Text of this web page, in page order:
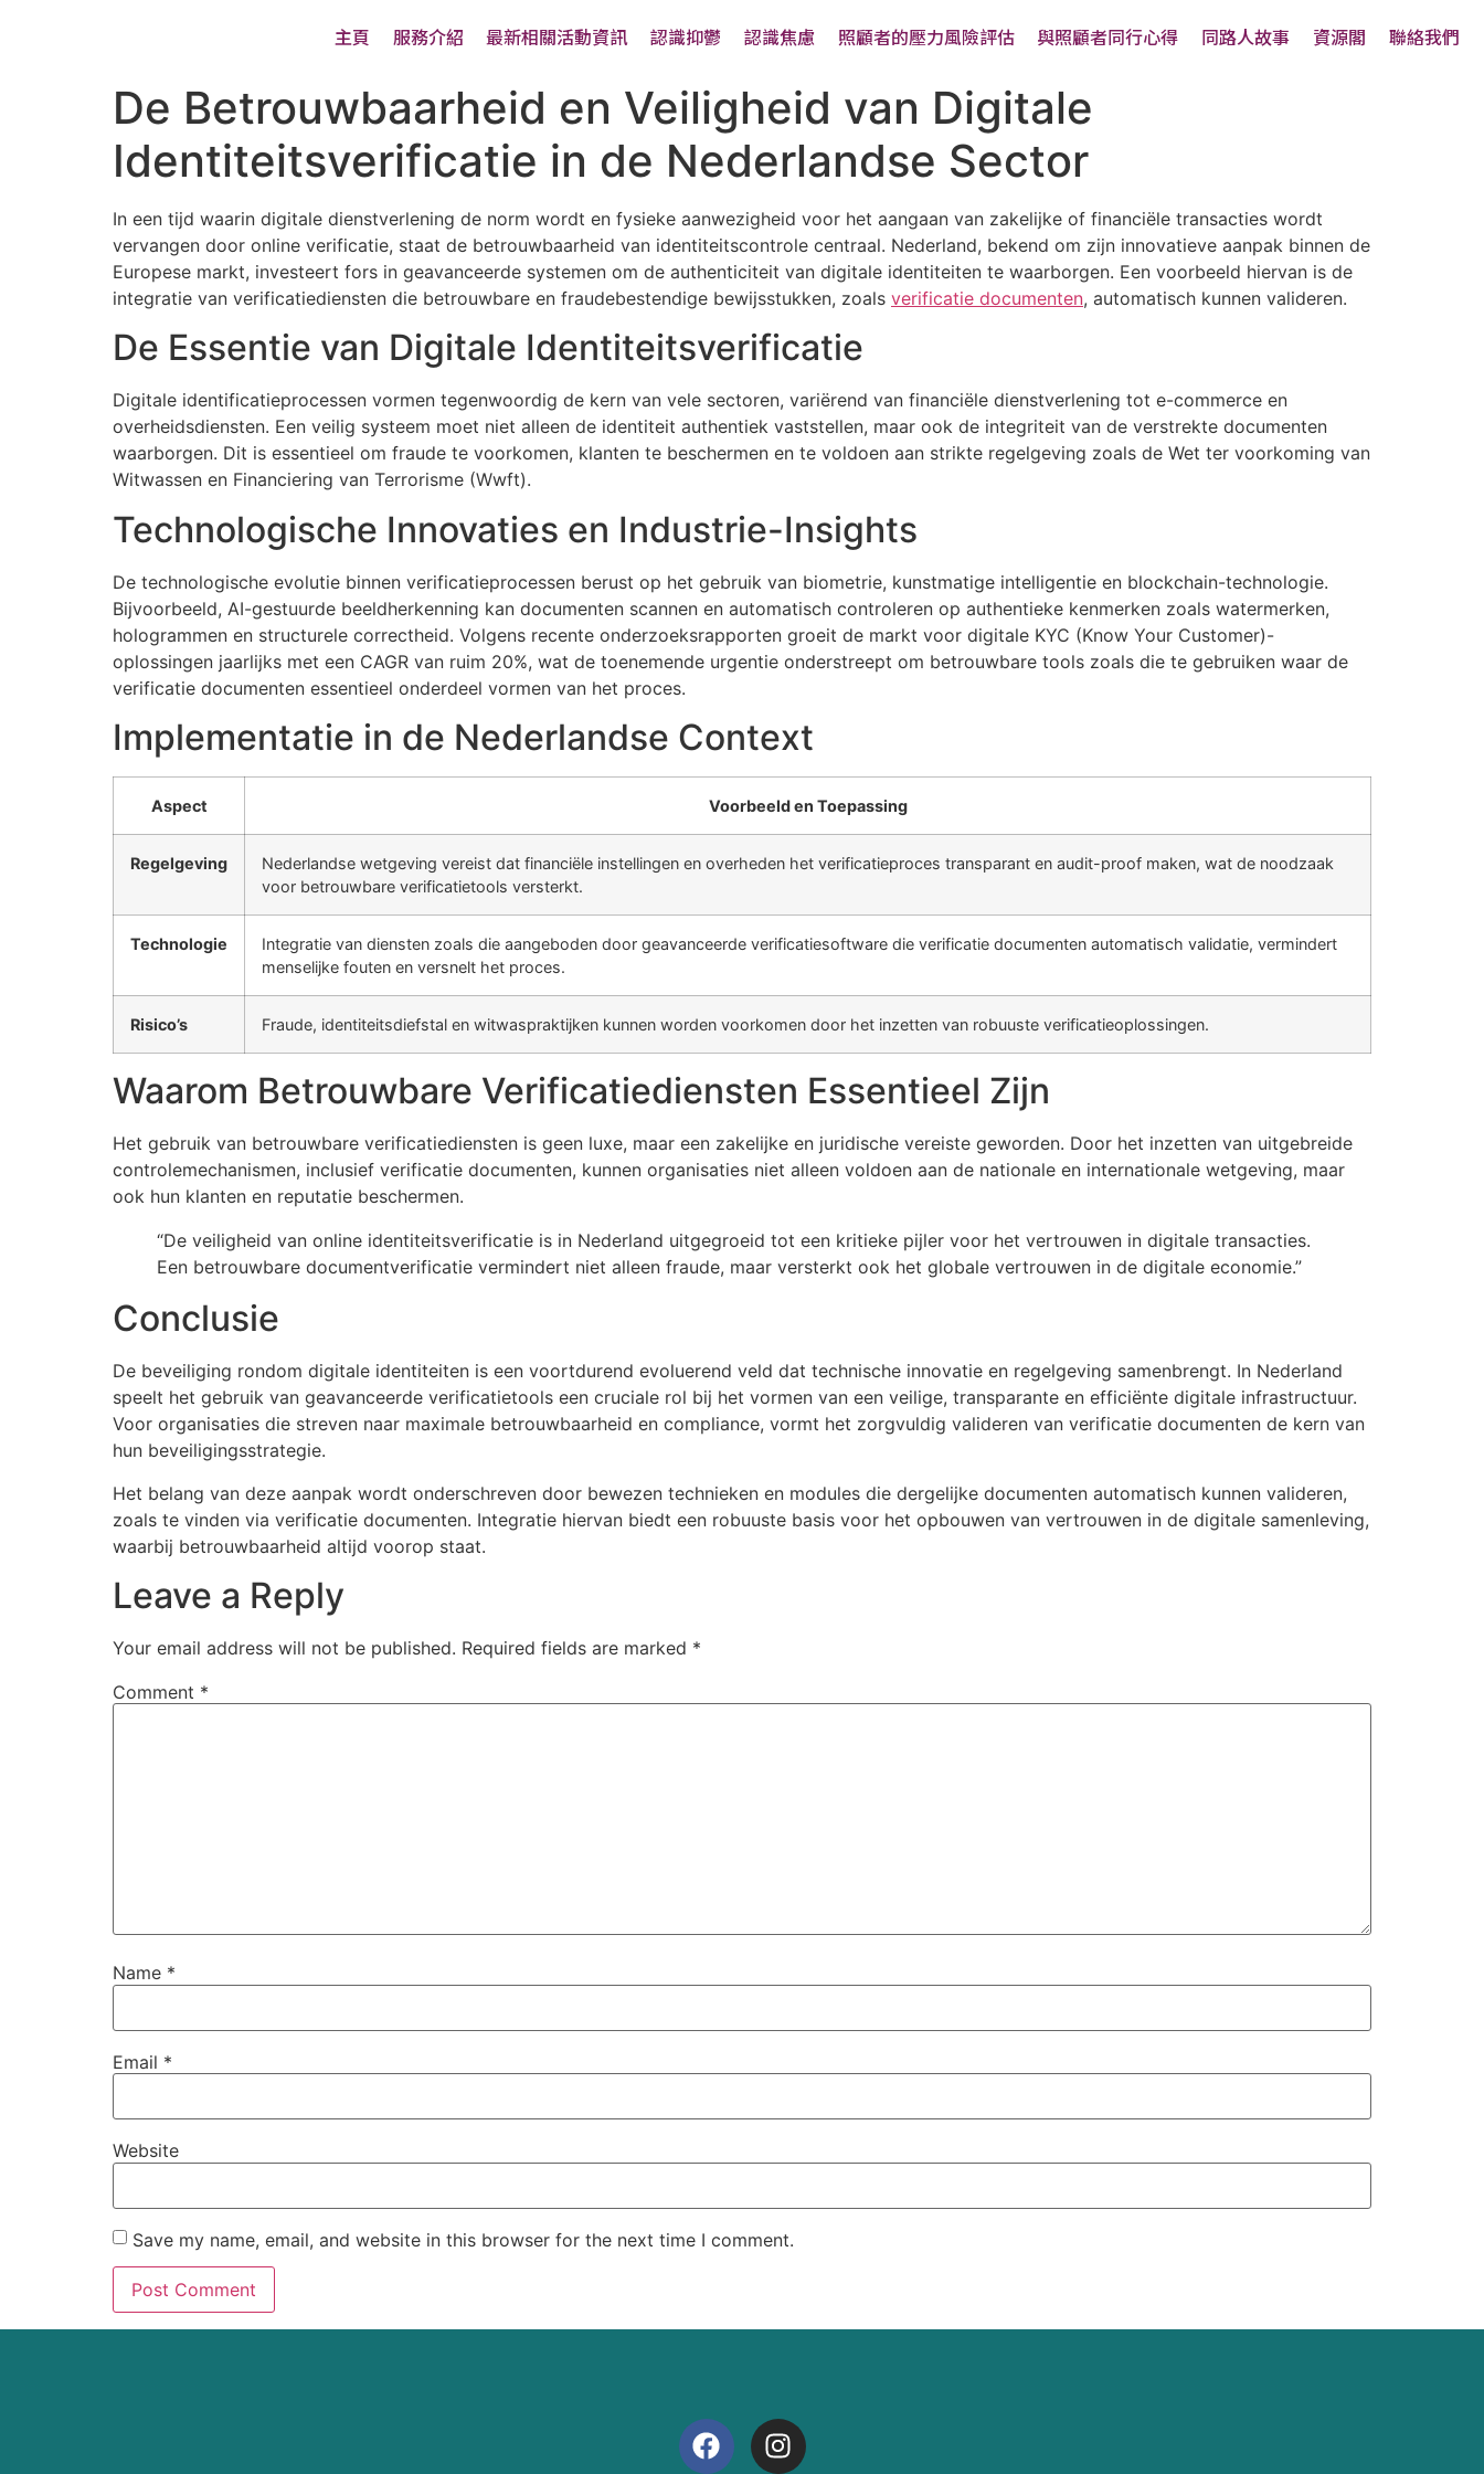
主頁 服務介紹 最新相關活動資訊 認識抑鬱 認識焦慮 照顧者的壓力風險評估 與照顧者同行心得 同路人故事 資源閣 聯絡我們
De Betrouwbaarheid en Veiligheid van Digitale
Identiteitsverificatie in de Nederlandse Sector
In een tijd waarin digitale dienstverlening de norm wordt en fysieke aanwezigheid voor het aangaan van zakelijke of financiële transacties wordt
vervangen door online verificatie, staat de betrouwbaarheid van identiteitscontrole centraal. Nederland, bekend om zijn innovatieve aanpak binnen de
Europese markt, investeert fors in geavanceerde systemen om de authenticiteit van digitale identiteiten te waarborgen. Een voorbeeld hiervan is de
integratie van verificatiediensten die betrouwbare en fraudebestendige bewijsstukken, zoals verificatie documenten, automatisch kunnen valideren.
De Essentie van Digitale Identiteitsverificatie
Digitale identificatieprocessen vormen tegenwoordig de kern van vele sectoren, variërend van financiële dienstverlening tot e-commerce en
overheidsdiensten. Een veilig systeem moet niet alleen de identiteit authentiek vaststellen, maar ook de integriteit van de verstrekte documenten
waarborgen. Dit is essentieel om fraude te voorkomen, klanten te beschermen en te voldoen aan strikte regelgeving zoals de Wet ter voorkoming van
Witwassen en Financiering van Terrorisme (Wwft).
Technologische Innovaties en Industrie-Insights
De technologische evolutie binnen verificatieprocessen berust op het gebruik van biometrie, kunstmatige intelligentie en blockchain-technologie.
Bijvoorbeeld, AI-gestuurde beeldherkenning kan documenten scannen en automatisch controleren op authentieke kenmerken zoals watermerken,
hologrammen en structurele correctheid. Volgens recente onderzoeksrapporten groeit de markt voor digitale KYC (Know Your Customer)-
oplossingen jaarlijks met een CAGR van ruim 20%, wat de toenemende urgentie onderstreept om betrouwbare tools zoals die te gebruiken waar de
verificatie documenten essentieel onderdeel vormen van het proces.
Implementatie in de Nederlandse Context
Aspect Voorbeeld en Toepassing
Regelgeving
Nederlandse wetgeving vereist dat financiële instellingen en overheden het verificatieproces transparant en audit-proof maken, wat de noodzaak
voor betrouwbare verificatietools versterkt.
Technologie
Integratie van diensten zoals die aangeboden door geavanceerde verificatiesoftware die verificatie documenten automatisch validatie, vermindert
menselijke fouten en versnelt het proces.
Risico’s Fraude, identiteitsdiefstal en witwaspraktijken kunnen worden voorkomen door het inzetten van robuuste verificatieoplossingen.
Waarom Betrouwbare Verificatiediensten Essentieel Zijn
Het gebruik van betrouwbare verificatiediensten is geen luxe, maar een zakelijke en juridische vereiste geworden. Door het inzetten van uitgebreide
controlemechanismen, inclusief verificatie documenten, kunnen organisaties niet alleen voldoen aan de nationale en internationale wetgeving, maar
ook hun klanten en reputatie beschermen.
“De veiligheid van online identiteitsverificatie is in Nederland uitgegroeid tot een kritieke pijler voor het vertrouwen in digitale transacties.
Een betrouwbare documentverificatie vermindert niet alleen fraude, maar versterkt ook het globale vertrouwen in de digitale economie.”
Conclusie
De beveiliging rondom digitale identiteiten is een voortdurend evoluerend veld dat technische innovatie en regelgeving samenbrengt. In Nederland
speelt het gebruik van geavanceerde verificatietools een cruciale rol bij het vormen van een veilige, transparante en efficiënte digitale infrastructuur.
Voor organisaties die streven naar maximale betrouwbaarheid en compliance, vormt het zorgvuldig valideren van verificatie documenten de kern van
hun beveiligingsstrategie.
Het belang van deze aanpak wordt onderschreven door bewezen technieken en modules die dergelijke documenten automatisch kunnen valideren,
zoals te vinden via verificatie documenten. Integratie hiervan biedt een robuuste basis voor het opbouwen van vertrouwen in de digitale samenleving,
waarbij betrouwbaarheid altijd voorop staat.
Leave a Reply
Your email address will not be published. Required fields are marked *
Comment *
Name *
Email *
Website
Save my name, email, and website in this browser for the next time I comment.